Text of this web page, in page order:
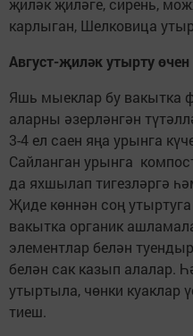
җиләк җиләге, сирень,
карлыган, Шелковица
Август-җиләк утырту
Яшь мыеклар бу вакытка
аларны әзерләнгән
3-4 ел саен яңа урынга
Сайланган урынга
да яхшылап тигезләргә
Җиде көннән соң
вакытка органик
элементлар белән
белән сак казып алалар.
утыртыла, чөнки куаклар
тиеш.